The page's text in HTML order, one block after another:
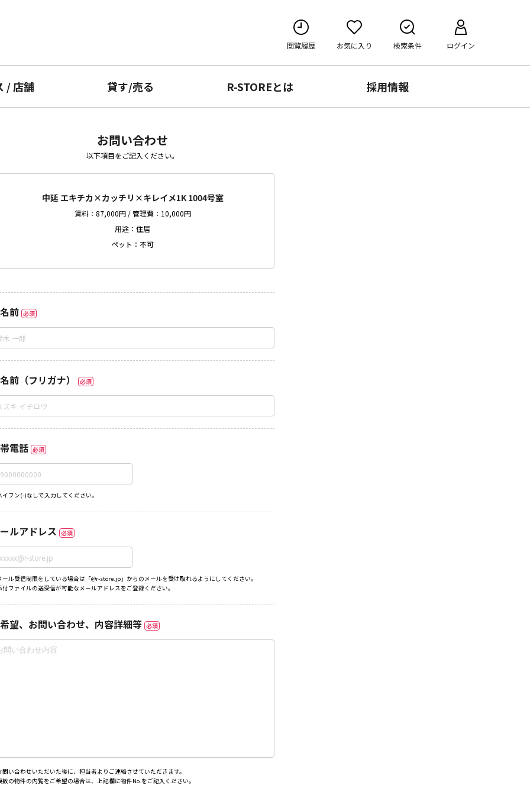
閲覧履歴 お気に入り 検索条件 ログイン
/店舗 貸す/売る R-STOREとは 採用情報
お問い合わせ
以下項目をご記入ください。
中延 エキチカ×カッチリ×キレイメ1K 1004号室
賃料：87,000円 / 管理費：10,000円
用途：住居
ペット：不可
前 必須
前（フリガナ） 必須
電話 必須
フン(-)なしで入力してください。
ルアドレス 必須
ル受信制限をしている場合は「@r-store.jp」からのメールを受け取れるようにしてください。
ファイルの送受信が可能なメールアドレスをご登録ください。
望、お問い合わせ、内容詳細等 必須
い合わせいただいた後に、担当者よりご連絡させていただきます。
の物件の内覧をご希望の場合は、上記欄に物件No.をご記入ください。